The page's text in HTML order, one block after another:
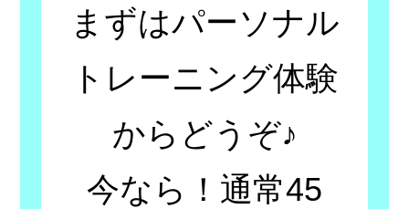
まずはパーソナル
トレーニング体験
からどうぞ♪
今なら！通常45